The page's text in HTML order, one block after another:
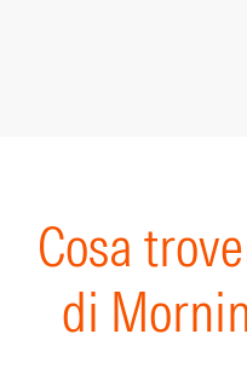
Cosa
di